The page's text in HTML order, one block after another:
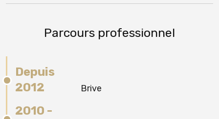
Parcours professionnel
Depuis
2012
Brive
2010 -